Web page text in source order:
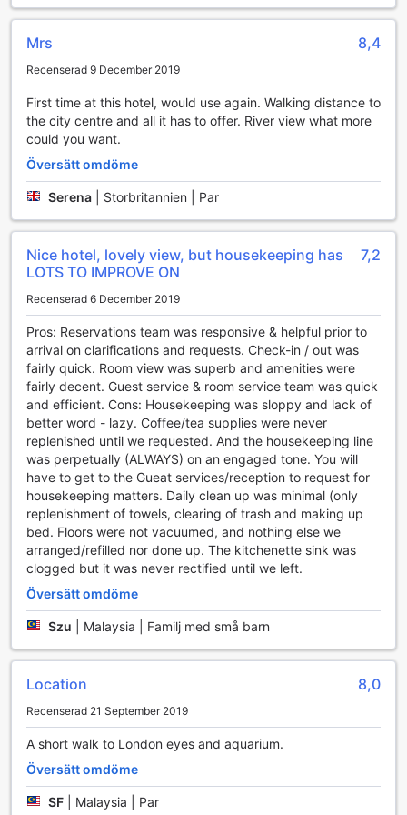
För den som söker en mer avkopplande upplevelse
erbjuder hotellet också massagebehandlingar som
garanterat kommer att återställa energin och ge en känsla
av välbefinnande. Dessa behandlingar utförs av
professionella terapeuter som använder högkvalitativa
produkter och tekniker för att lindra spänningar och stress.
Oavsett om du väljer en klassisk svensk massage eller en
mer specialiserad behandling, kommer du att känna dig
som ny när du lämnar spaet. Plaza on the River Club and
Residence kombinerar på ett utmärkt sätt nöje och
avkoppling, vilket gör det till ett idealiskt val för både
affärsresenärer och semesterfirare.
Sportanläggningar på Plaza on the River Club and
Residence
enastående sportanläggningar som gör det möjligt för
gäster att hålla sig aktiva och friska under sin vistelse i
London. Den inomhuspoolen är en verklig höjdpunkt, där
du kan njuta av en uppfriskande simtur oavsett väder. Med
sin eleganta design och lugnande atmosfär är poolområdet
den perfekta platsen för att koppla av efter en lång dag av
sightseeing eller affärsmöten. Här kan du simma några
längder eller bara njuta av den avkopplande miljön i
vattnet.
För de som föredrar att träna på land erbjuder hotellet ett
välutrustat fitnesscenter som är helt gratis för alla gäster.
Utrustningen är modern och inkluderar allt från löpband
och cyklar till fria vikter och styrketräningsmaskiner.
Oavsett om du är en hängiven atlet eller bara vill hålla
Med en inspirerande utsikt över floden kan du träna i en
motiverande miljö som gör att du känner dig energisk och
redo att erövra dagen.
Residence
Plaza on the River Club and Residence erbjuder en rad
bekvämlighetsfaciliteter som gör din vistelse både bekväm
och minnesvärd. Med 24-timmars rumsservice kan du njuta
att göra din resa så smidig som möjligt finns det också
Mrs 8,4
Recenserad 9 December 2019
First time at this hotel, would use again. Walking distance to
the city centre and all it has to offer. River view what more
could you want.
Översätt omdöme
Serena Storbritannien | Par
Nice hotel, lovely view, but housekeeping has
LOTS TO IMPROVE ON
7,2
Recenserad 6 December 2019
Pros: Reservations team was responsive & helpful prior to
arrival on clarifications and requests. Check-in / out was
fairly quick. Room view was superb and amenities were
fairly decent. Guest service & room service team was quick
and efficient. Cons: Housekeeping was sloppy and lack of
better word - lazy. Coffee/tea supplies were never
replenished until we requested. And the housekeeping line
was perpetually (ALWAYS) on an engaged tone. You will
have to get to the Gueat services/reception to request for
housekeeping matters. Daily clean up was minimal (only
replenishment of towels, clearing of trash and making up
bed. Floors were not vacuumed, and nothing else we
arranged/refilled nor done up. The kitchenette sink was
clogged but it was never rectified until we left.
Översätt omdöme
Szu Malaysia | Familj med små barn
Location 8,0
Recenserad 21 September 2019
A short walk to London eyes and aquarium.
Översätt omdöme
SF Malaysia | Par